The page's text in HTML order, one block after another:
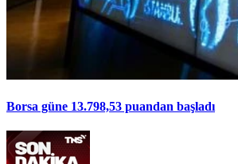
Borsa güne 13.798,53 puandan başladı